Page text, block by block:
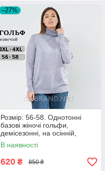
–27%
Розмір: 56-58. Однотонні
базові жіночі гольфи,
демісезонні, на осінній,
зимовий та весняний період -
світло-сірі
В наявності
620 ₴ 850 ₴